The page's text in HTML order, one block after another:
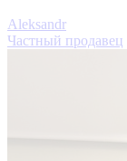
Aleksandr
Частный продавец